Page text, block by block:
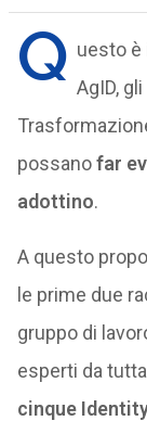
Q uesto è
AgID,
possanofar
adottino.
A questo
le prime due
gruppo di
esperti da
cinque